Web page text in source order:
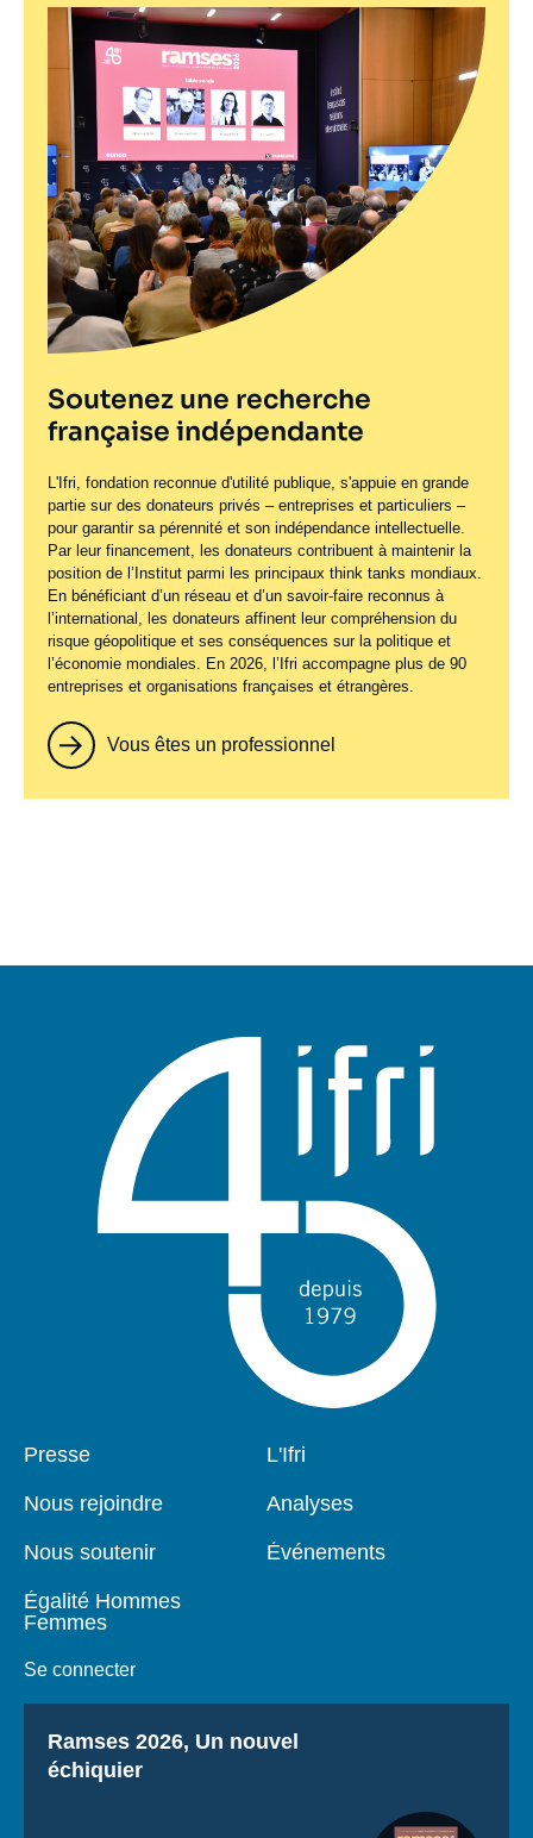
Soutenez une recherche
française indépendante
L'Ifri, fondation reconnue d'utilité publique, s'appuie en grande
partie sur des donateurs privés – entreprises et particuliers –
pour garantir sa pérennité et son indépendance intellectuelle.
Par leur financement, les donateurs contribuent à maintenir la
position de l’Institut parmi les principaux think tanks mondiaux.
En bénéficiant d’un réseau et d’un savoir-faire reconnus à
l’international, les donateurs affinent leur compréhension du
risque géopolitique et ses conséquences sur la politique et
l’économie mondiales. En 2026, l’Ifri accompagne plus de 90
entreprises et organisations françaises et étrangères.
Vous êtes un professionnel
Pied
Presse
Nous rejoindre
Nous soutenir
Égalité Hommes
Femmes
Se connecter
Navigation
L'Ifri
Analyses
Événements
Titre
Ramses 2026, Un nouvel
échiquier